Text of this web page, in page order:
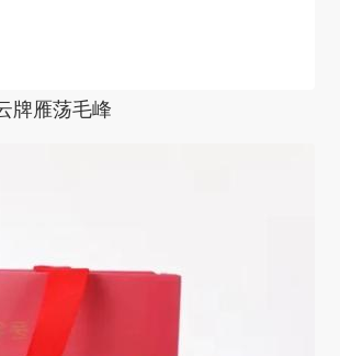
雁荡毛峰